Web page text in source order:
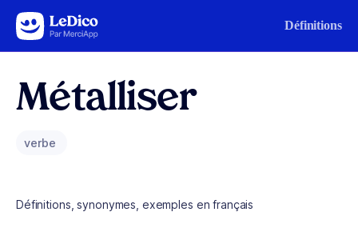
Aller au contenu Définitions
Métalliser
verbe
Définitions, synonymes, exemples en français